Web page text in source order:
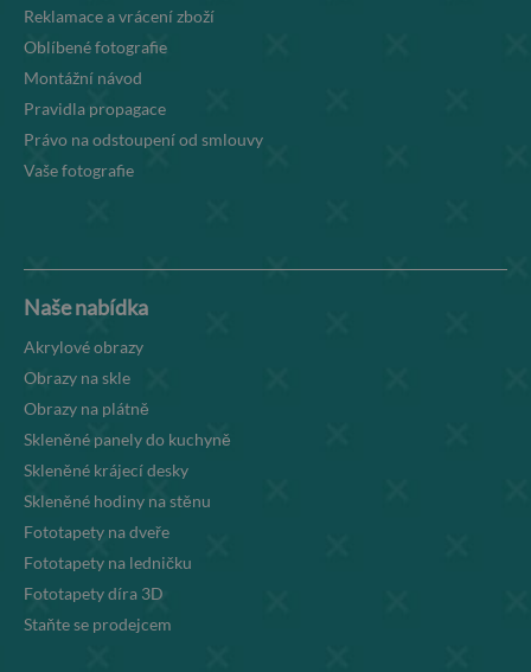
Reklamace a vrácení zboží
Oblíbené fotografie
Montážní návod
Pravidla propagace
Právo na odstoupení od smlouvy
Vaše fotografie
Naše nabídka
Akrylové obrazy
Obrazy na skle
Obrazy na plátně
Skleněné panely do kuchyně
Skleněné krájecí desky
Skleněné hodiny na stěnu
Fototapety na dveře
Fototapety na ledničku
Fototapety díra 3D
Staňte se prodejcem